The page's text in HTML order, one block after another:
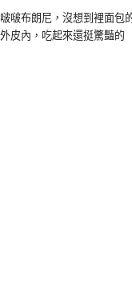
啵布朗尼，沒想到裡面包
皮內，吃起來還挺驚豔的